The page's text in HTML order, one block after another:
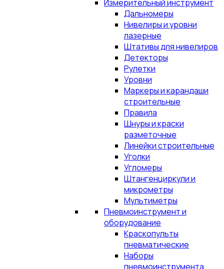
Измерительный инструмент
Дальномеры
Нивелиры и уровни
лазерные
Штативы для нивелиров
Детекторы
Рулетки
Уровни
Маркеры и карандаши
строительные
Правила
Шнуры и краски
разметочные
Линейки строительные
Уголки
Угломеры
Штангенциркули и
микрометры
Мультиметры
Пневмоинструмент и
оборудование
Краскопульты
пневматические
Наборы
пневмоинструмента